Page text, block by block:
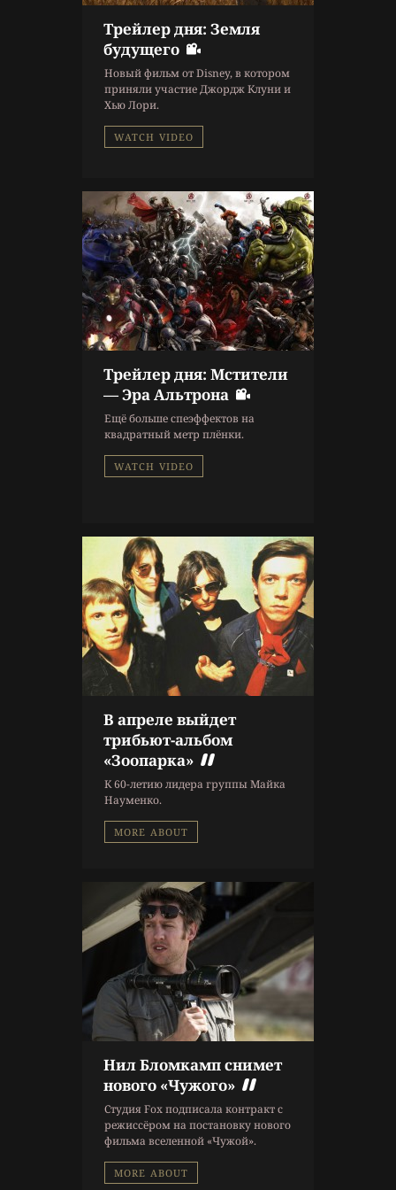
Трейлер дня: Земля
будущего
Новый фильм от Disney, в котором
приняли участие Джордж Клуни и
Хью Лори.
WATCH VIDEO
10 г. назад
Новости
Новости кино
,Трейлер
Трейлер дня: Мстители
— Эра Альтрона
Ещё больше спеэффектов на
квадратный метр плёнки.
WATCH VIDEO
10 г. назад
Новости
Музыкальные новости
В апреле выйдет
трибьют-альбом
«Зоопарка»
К 60-летию лидера группы Майка
Науменко.
MORE ABOUT
10 г. назад
Новости кино
Нил Бломкамп снимет
нового «Чужого»
Студия Fox подписала контракт с
режиссёром на постановку нового
фильма вселенной «Чужой».
MORE ABOUT